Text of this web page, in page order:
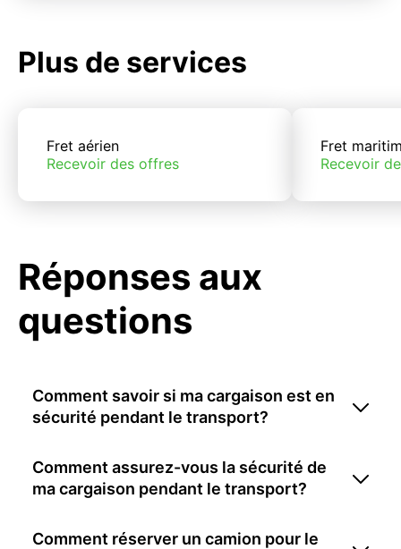
Plus de services
Fret aérien
Recevoir des offres
Fret
Recevoir
Réponses aux
questions
Comment savoir si ma cargaison est en
sécurité pendant le transport?
Comment assurez-vous la sécurité de
ma cargaison pendant le transport?
Comment réserver un camion pour le